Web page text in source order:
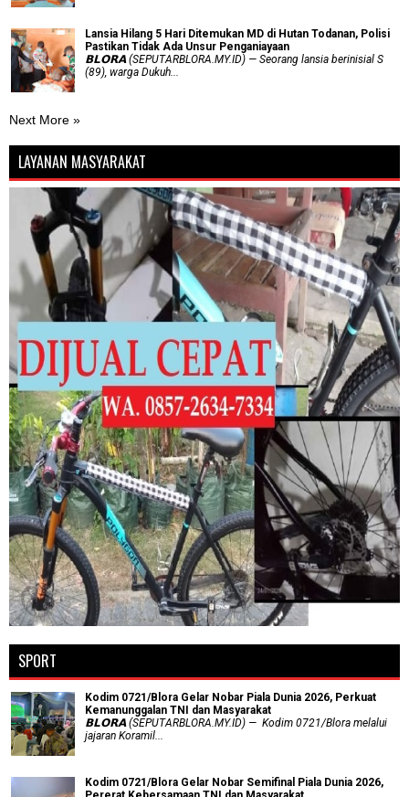
Lansia Hilang 5 Hari Ditemukan MD di Hutan Todanan, Polisi
Pastikan Tidak Ada Unsur Penganiayaan
𝗕𝗟𝗢𝗥𝗔 (SEPUTARBLORA.MY.ID) — Seorang lansia berinisial S
(89), warga Dukuh...
Next More »
LAYANAN MASYARAKAT
SPORT
Kodim 0721/Blora Gelar Nobar Piala Dunia 2026, Perkuat
Kemanunggalan TNI dan Masyarakat
𝗕𝗟𝗢𝗥𝗔 (SEPUTARBLORA.MY.ID) — Kodim 0721/Blora melalui
jajaran Koramil...
Kodim 0721/Blora Gelar Nobar Semifinal Piala Dunia 2026,